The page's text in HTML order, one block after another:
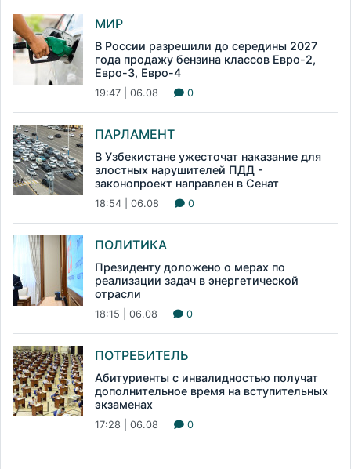
МИР
В России разрешили до середины 2027
года продажу бензина классов Евро-2,
Евро-3, Евро-4
19:47 | 06.08 0
ПАРЛАМЕНТ
В Узбекистане ужесточат наказание для
злостных нарушителей ПДД -
законопроект направлен в Сенат
18:54 | 06.08 0
ПОЛИТИКА
Президенту доложено о мерах по
реализации задач в энергетической
отрасли
18:15 | 06.08 0
ПОТРЕБИТЕЛЬ
Абитуриенты с инвалидностью получат
дополнительное время на вступительных
экзаменах
17:28 | 06.08 0